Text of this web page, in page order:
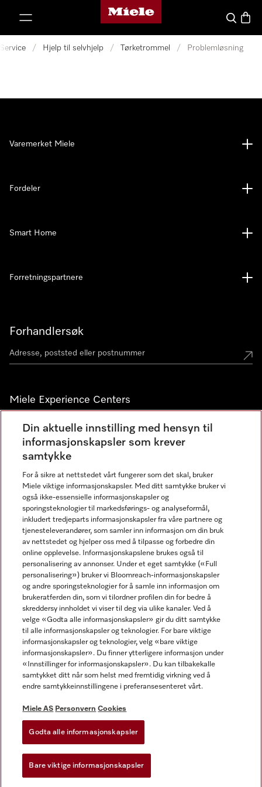
Mieles hjemmeside
Søk
Service / Hjelp til selvhjelp / Tørketrommel / Problemløsning
Forhandlersøk
Miele Experience Centers
Miele Experience Center Nesbru
Miele Outlet Nesbru
Nyhetsbrev
Varemerket Miele
Fordeler
Smart Home
Forretningspartnere
Miele AS
Vilkår og betingelser
Vilkår for bruk
Miele tilgjengelighetserklæring
Miele på Facebook
Miele på Youtube
Miele på Instagram
Din aktuelle innstilling med hensyn til
informasjonskapsler som krever
samtykke
For å sikre at nettstedet vårt fungerer som det skal, bruker
Miele viktige informasjonskapsler. Med ditt samtykke bruker vi
også ikke-essensielle informasjonskapsler og
sporingsteknologier til markedsførings- og analyseformål,
inkludert tredjeparts informasjonskapsler fra våre partnere og
tjenesteleverandører, som samler inn informasjon om din bruk
av nettstedet og hjelper oss med å tilpasse og forbedre din
online opplevelse. Informasjonskapslene brukes også til
personalisering av annonser. Under et eget samtykke («Full
personalisering») bruker vi Bloomreach-informasjonskapsler
og andre sporingsteknologier for å samle inn informasjon om
brukeratferden din, som vi tilordner profilen din for bedre å
skreddersy innholdet vi viser til deg via ulike kanaler. Ved å
velge «Godta alle informasjonskapsler» gir du ditt samtykke
til alle informasjonskapsler og teknologier. For bare viktige
informasjonskapsler og teknologier, velg «bare viktige
informasjonskapsler». Du finner ytterligere informasjon under
«Innstillinger for informasjonskapsler». Du kan tilbakekalle
samtykket ditt når som helst med fremtidig virkning ved å
endre samtykkeinnstillingene i preferansesenteret vårt.
Miele AS Personvern Cookies
Godta alle informasjonskapsler
Bare viktige informasjonskapsler